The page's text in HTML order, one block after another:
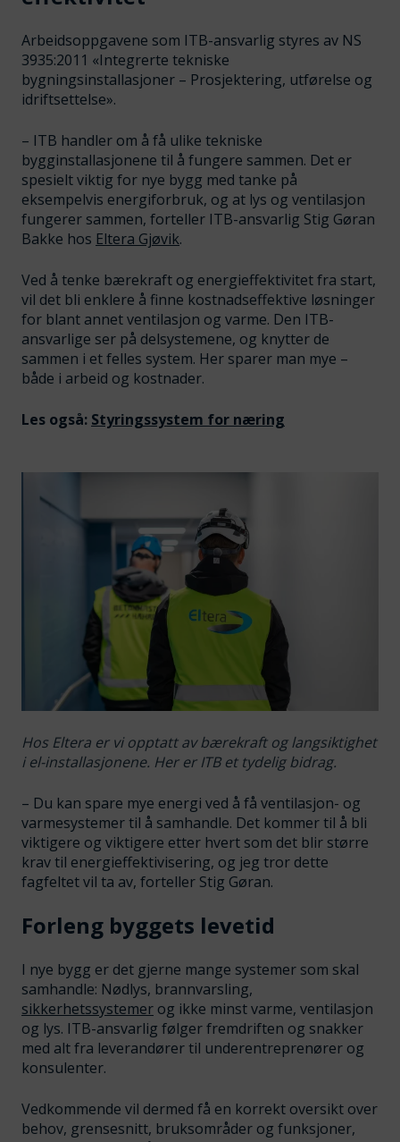
Arbeidsoppgavene som ITB-ansvarlig styres av NS
3935:2011 «Integrerte tekniske
bygningsinstallasjoner – Prosjektering, utførelse og
idriftsettelse».
– ITB handler om å få ulike tekniske
bygginstallasjonene til å fungere sammen. Det er
spesielt viktig for nye bygg med tanke på
eksempelvis energiforbruk, og at lys og ventilasjon
fungerer sammen, forteller ITB-ansvarlig Stig Gøran
Bakke hos Eltera Gjøvik.
Ved å tenke bærekraft og energieffektivitet fra start,
vil det bli enklere å finne kostnadseffektive løsninger
for blant annet ventilasjon og varme. Den ITB-
ansvarlige ser på delsystemene, og knytter de
sammen i et felles system. Her sparer man mye –
både i arbeid og kostnader.
Les også: Styringssystem for næring
Hos Eltera er vi opptatt av bærekraft og langsiktighet
i el-installasjonene. Her er ITB et tydelig bidrag.
– Du kan spare mye energi ved å få ventilasjon- og
varmesystemer til å samhandle. Det kommer til å bli
viktigere og viktigere etter hvert som det blir større
krav til energieffektivisering, og jeg tror dette
fagfeltet vil ta av, forteller Stig Gøran.
Forleng byggets levetid
I nye bygg er det gjerne mange systemer som skal
samhandle: Nødlys, brannvarsling,
sikkerhetssystemer og ikke minst varme, ventilasjon
og lys. ITB-ansvarlig følger fremdriften og snakker
med alt fra leverandører til underentreprenører og
konsulenter.
Vedkommende vil dermed få en korrekt oversikt over
behov, grensesnitt, bruksområder og funksjoner,